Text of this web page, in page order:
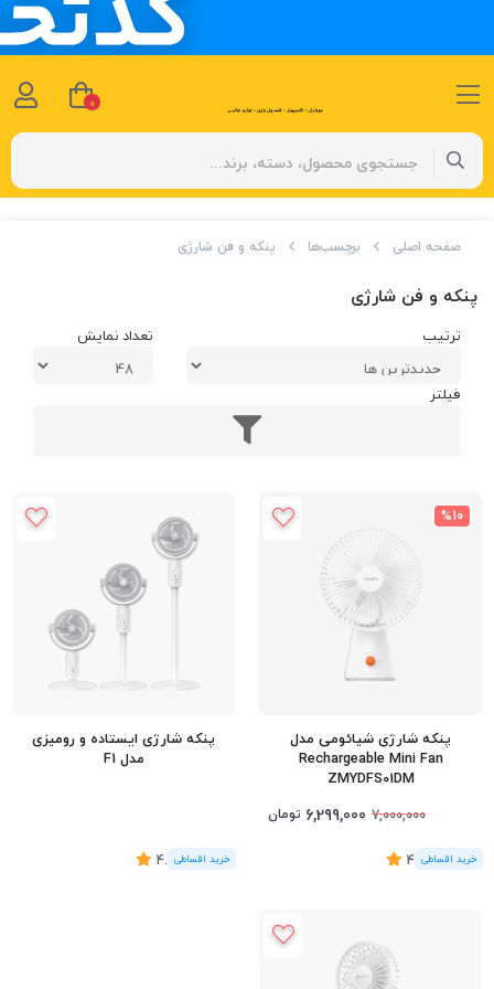
صفحه اصلی برچسب‌ها پنکه و فن شارژی
پنکه و فن شارژی
ترتیب تعداد نمایش
فیلتر
%10
پنکه شارژی شیائومی مدل
Rechargeable Mini Fan
ZMYDFS01DM
7,000,000
6,299,000 تومان
(12
رای)
4.5
پنکه شارژی ایستاده و رومیزی
مدل F1
(4 رای)
4.75
0